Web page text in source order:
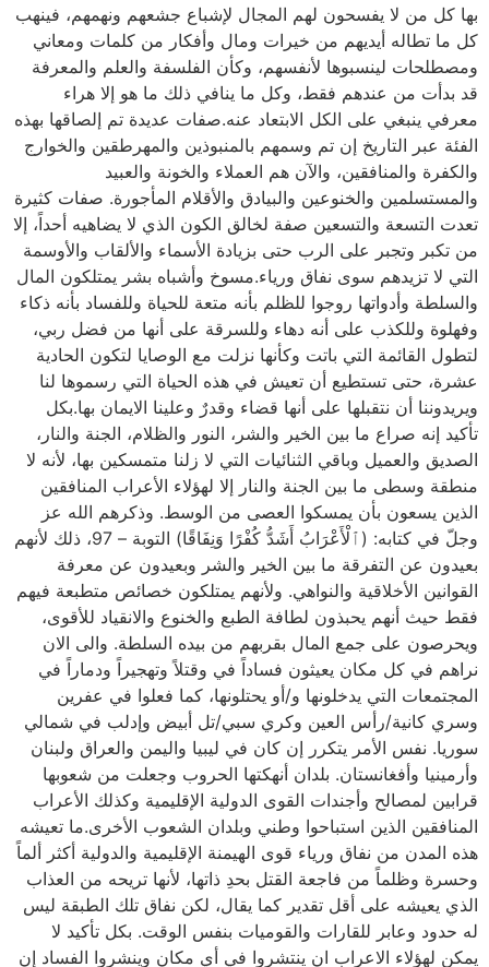
بها كل من لا يفسحون لهم المجال لإشباع جشعهم ونهمهم، فينهب
كل ما تطاله أيديهم من خيرات ومال وأفكار من كلمات ومعاني
ومصطلحات لينسبوها لأنفسهم، وكأن الفلسفة والعلم والمعرفة
قد بدأت من عندهم فقط، وكل ما ينافي ذلك ما هو إلا هراء
معرفي ينبغي على الكل الابتعاد عنه.صفات عديدة تم إلصاقها بهذه
الفئة عبر التاريخ إن تم وسمهم بالمنبوذين والمهرطقين والخوارج
والكفرة والمنافقين، والآن هم العملاء والخونة والعبيد
والمستسلمين والخنوعين والبيادق والأقلام المأجورة. صفات كثيرة
تعدت التسعة والتسعين صفة لخالق الكون الذي لا يضاهيه أحداً، إلا
من تكبر وتجبر على الرب حتى بزيادة الأسماء والألقاب والأوسمة
التي لا تزيدهم سوى نفاق ورياء.مسوخ وأشباه بشر يمتلكون المال
والسلطة وأدواتها روجوا للظلم بأنه متعة للحياة وللفساد بأنه ذكاء
وفهلوة وللكذب على أنه دهاء وللسرقة على أنها من فضل ربي،
لتطول القائمة التي باتت وكأنها نزلت مع الوصايا لتكون الحادية
عشرة، حتى تستطيع أن تعيش في هذه الحياة التي رسموها لنا
ويريدوننا أن نتقبلها على أنها قضاء وقدرٌ وعلينا الايمان بها.بكل
تأكيد إنه صراع ما بين الخير والشر، النور والظلام، الجنة والنار،
الصديق والعميل وباقي الثنائيات التي لا زلنا متمسكين بها، لأنه لا
منطقة وسطى ما بين الجنة والنار إلا لهؤلاء الأعراب المنافقين
الذين يسعون بأن يمسكوا العصى من الوسط. وذكرهم الله عز
وجلّ في كتابه: (ٱلْأَعْرَابُ أَشَدُّ كُفْرًا وَنِفَاقًا) التوبة – 97، ذلك لأنهم
بعيدون عن التفرقة ما بين الخير والشر وبعيدون عن معرفة
القوانين الأخلاقية والنواهي. ولأنهم يمتلكون خصائص متطبعة فيهم
فقط حيث أنهم يحبذون لطافة الطبع والخنوع والانقياد للأقوى،
ويحرصون على جمع المال بقربهم من بيده السلطة. والى الان
نراهم في كل مكان يعيثون فساداً في وقتلاً وتهجيراً ودماراً في
المجتمعات التي يدخلونها و/أو يحتلونها، كما فعلوا في عفرين
وسري كانية/رأس العين وكري سبي/تل أبيض وإدلب في شمالي
سوريا. نفس الأمر يتكرر إن كان في ليبيا واليمن والعراق ولبنان
وأرمينيا وأفغانستان. بلدان أنهكتها الحروب وجعلت من شعوبها
قرابين لمصالح وأجندات القوى الدولية الإقليمية وكذلك الأعراب
المنافقين الذين استباحوا وطني وبلدان الشعوب الأخرى.ما تعيشه
هذه المدن من نفاق ورياء قوى الهيمنة الإقليمية والدولية أكثر ألماً
وحسرة وظلماً من فاجعة القتل بحدِ ذاتها، لأنها تريحه من العذاب
الذي يعيشه على أقل تقدير كما يقال، لكن نفاق تلك الطبقة ليس
له حدود وعابر للقارات والقوميات بنفس الوقت. بكل تأكيد لا
يمكن لهؤلاء الاعراب ان ينتشروا في أي مكان وينشروا الفساد إن